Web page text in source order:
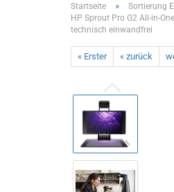
Startseite » Sortierung
HP Sprout Pro G2 All-in-
technisch einwandfrei
« Erster « zurück